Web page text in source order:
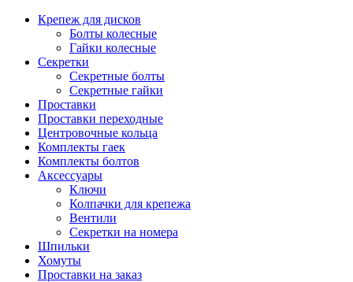
Крепеж для дисков
Болты колесные
Гайки колесные
Секретки
Секретные болты
Секретные гайки
Проставки
Проставки переходные
Центровочные кольца
Комплекты гаек
Комплекты болтов
Аксессуары
Ключи
Колпачки для крепежа
Вентили
Секретки на номера
Шпильки
Хомуты
Проставки на заказ